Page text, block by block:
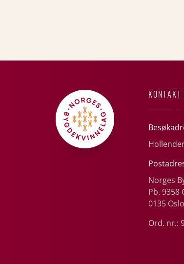
KONTAKT
Norges
Pb. 9358
0135 Oslo
Ord. nr.: